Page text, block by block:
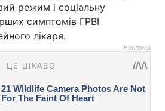
режим і соціальну
симптомів ГРВІ
лікаря.
Реклама